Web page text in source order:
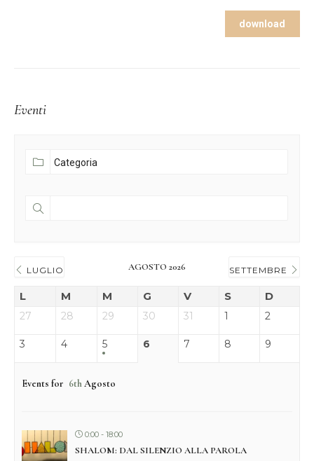
download
Eventi
LUGLIO AGOSTO 2026 SETTEMBRE
L M M G V S D
27 28 29 30 31 1 2
3 4 5 6 7 8 9
Events for 6thAgosto
0:00 - 18:00
SHALOM: DAL SILENZIO ALLA PAROLA